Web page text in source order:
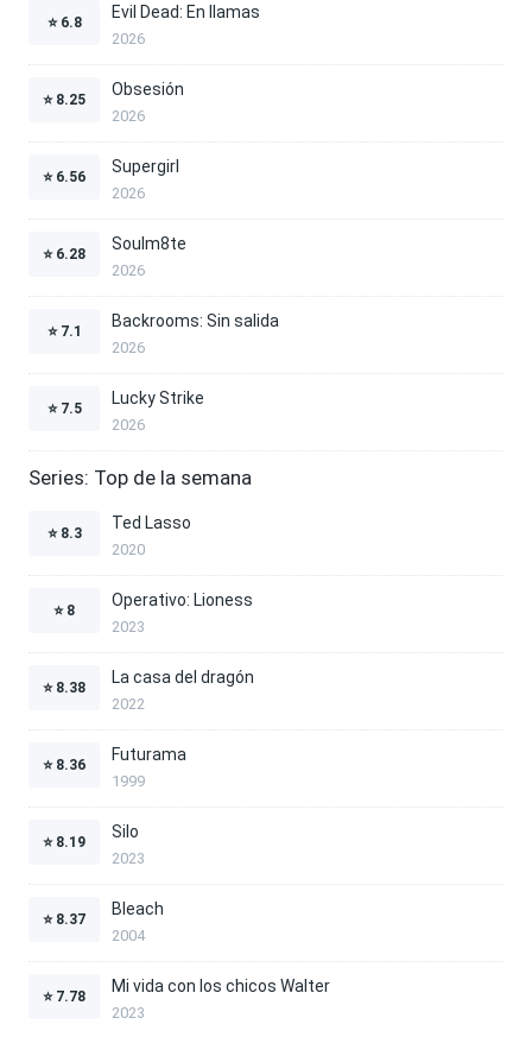
⭐ 6.8
Evil Dead: En llamas
2026
⭐ 8.25
Obsesión
2026
⭐ 6.56
Supergirl
2026
⭐ 6.28
Soulm8te
2026
⭐ 7.1
Backrooms: Sin salida
2026
⭐ 7.5
Lucky Strike
2026
Series: Top de la semana
⭐ 8.3
Ted Lasso
2020
⭐ 8
Operativo: Lioness
2023
⭐ 8.38
La casa del dragón
2022
⭐ 8.36
Futurama
1999
⭐ 8.19
Silo
2023
⭐ 8.37
Bleach
2004
⭐ 7.78
Mi vida con los chicos Walter
2023